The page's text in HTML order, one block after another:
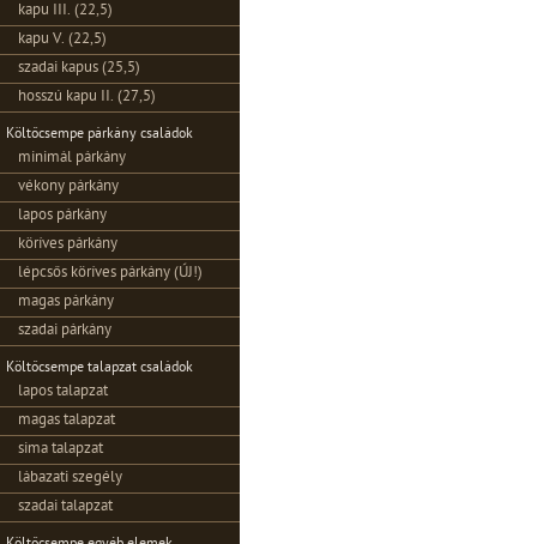
kapu III. (22,5)
kapu V. (22,5)
szadai kapus (25,5)
hosszú kapu II. (27,5)
Költőcsempe párkány családok
minimál párkány
vékony párkány
lapos párkány
köríves párkány
lépcsős köríves párkány (ÚJ!)
magas párkány
szadai párkány
Költőcsempe talapzat családok
lapos talapzat
magas talapzat
sima talapzat
lábazati szegély
szadai talapzat